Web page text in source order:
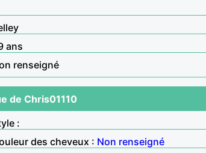
ans
renseigné
de Chris01110
:
des cheveux : Non renseigné